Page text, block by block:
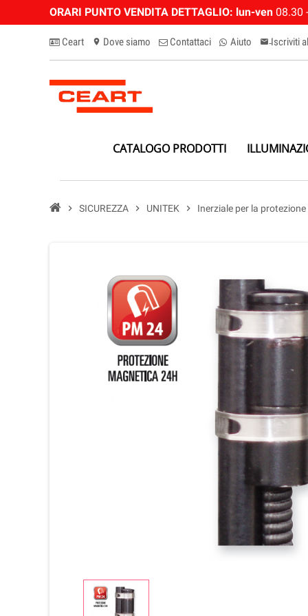
ORARI PUNTO VENDITA DETTAGLIO: lun-ven 08.30
Ceart location_on Dove siamo Contattaci Aiuto email-
Iscriviti
CATALOGO PRODOTTI
chevron_right SICUREZZA chevron_right UNITEK chevron_right Inerziale per la